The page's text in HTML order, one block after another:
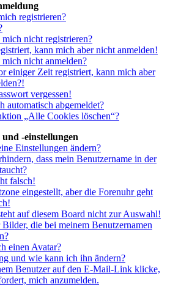
registrieren?
nicht registrieren?
kann mich aber nicht anmelden!
nicht anmelden?
einiger Zeit registriert, kann mich aber
vergessen!
automatisch abgemeldet?
„Alle Cookies löschen“?
-einstellungen
Einstellungen ändern?
dass mein Benutzername in der
falsch!
eingestellt, aber die Forenuhr geht
auf diesem Board nicht zur Auswahl!
die bei meinem Benutzernamen
einen Avatar?
und wie kann ich ihn ändern?
Benutzer auf den E-Mail-Link klicke,
mich anzumelden.